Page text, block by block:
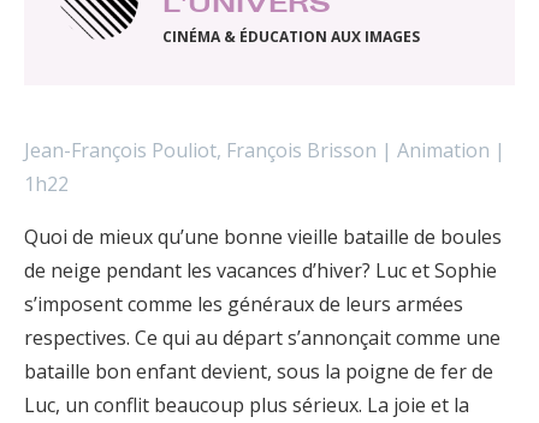
CINÉMA & ÉDUCATION AUX IMAGES
Jean-François Pouliot, François Brisson | Animation |
1h22
Quoi de mieux qu’une bonne vieille bataille de boules
de neige pendant les vacances d’hiver? Luc et Sophie
s’imposent comme les généraux de leurs armées
respectives. Ce qui au départ s’annonçait comme une
bataille bon enfant devient, sous la poigne de fer de
Luc, un conflit beaucoup plus sérieux. La joie et la